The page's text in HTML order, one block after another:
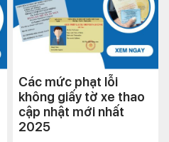
Các mức phạt lỗi
không giấy tờ xe thao
cập nhật mới nhất
2025